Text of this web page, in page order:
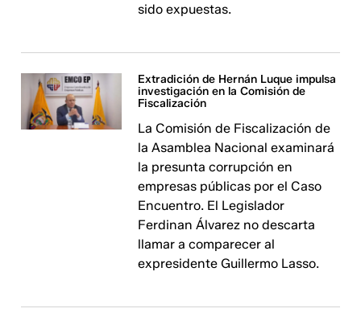
sido expuestas.
Extradición de Hernán Luque impulsa
investigación en la Comisión de
Fiscalización
La Comisión de Fiscalización de
la Asamblea Nacional examinará
la presunta corrupción en
empresas públicas por el Caso
Encuentro. El Legislador
Ferdinan Álvarez no descarta
llamar a comparecer al
expresidente Guillermo Lasso.